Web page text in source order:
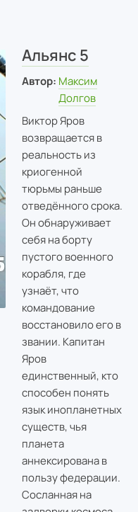
Альянс 5
Автор: Максим
Долгов
Виктор Яров
возвращается в
реальность из
криогенной
тюрьмы раньше
отведённого срока.
Он обнаруживает
себя на борту
пустого военного
корабля, где
узнаёт, что
командование
восстановило его в
звании. Капитан
Яров
единственный, кто
способен понять
язык инопланетных
существ, чья
планета
аннексирована в
пользу федерации.
Сосланная на